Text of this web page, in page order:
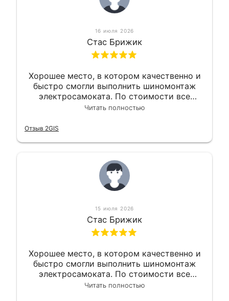
16 июля 2026
Стас Брижик
Хорошее место, в котором качественно и
быстро смогли выполнить шиномонтаж
электросамоката. По стоимости все
вышло вообще приемлемо хочу сказать.
Читать полностью
Отзыв 2GIS
15 июля 2026
Стас Брижик
Хорошее место, в котором качественно и
быстро смогли выполнить шиномонтаж
электросамоката. По стоимости все
вышло вообще приемлемо хочу сказать.
Читать полностью